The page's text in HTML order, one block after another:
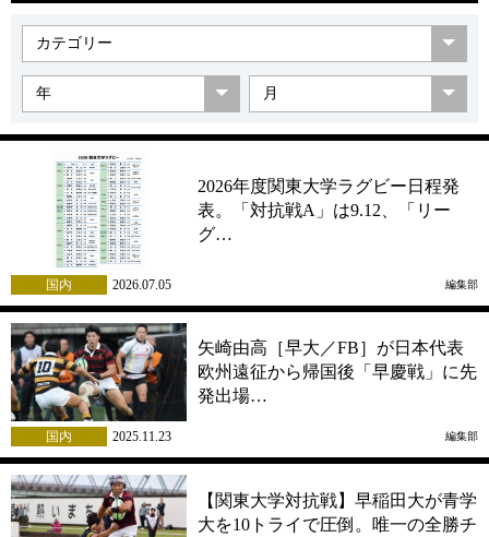
2026年度関東大学ラグビー日程発
表。「対抗戦A」は9.12、「リー
グ…
国内 2026.07.05 編集部
矢崎由高［早大／FB］が日本代表
欧州遠征から帰国後「早慶戦」に先
発出場…
国内 2025.11.23 編集部
【関東大学対抗戦】早稲田大が青学
大を10トライで圧倒。唯一の全勝チ